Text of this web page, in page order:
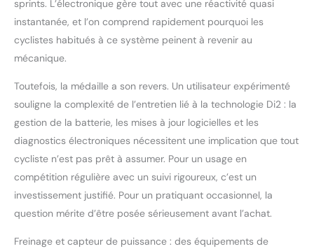
sprints. L’électronique gère tout avec une réactivité quasi
instantanée, et l’on comprend rapidement pourquoi les
cyclistes habitués à ce système peinent à revenir au
mécanique.
Toutefois, la médaille a son revers. Un utilisateur expérimenté
souligne la complexité de l’entretien lié à la technologie Di2 : la
gestion de la batterie, les mises à jour logicielles et les
diagnostics électroniques nécessitent une implication que tout
cycliste n’est pas prêt à assumer. Pour un usage en
compétition régulière avec un suivi rigoureux, c’est un
investissement justifié. Pour un pratiquant occasionnel, la
question mérite d’être posée sérieusement avant l’achat.
Freinage et capteur de puissance : des équipements de